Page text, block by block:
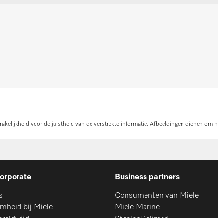
voor de juistheid van de verstrekte informatie. Afbeeldingen dienen om
bij Miele
Business partners
Consumenten van Miele
Miele Marine